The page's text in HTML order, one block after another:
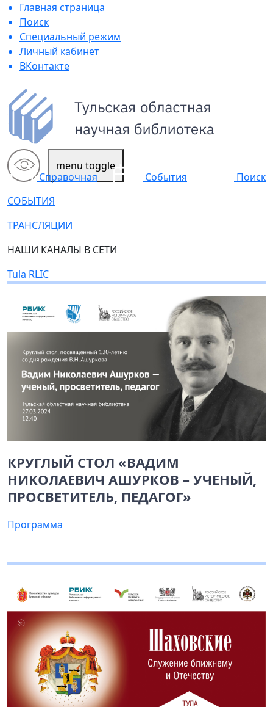
Главная страница
Поиск
Специальный режим
Личный кабинет
ВКонтакте
menu toggle
Справочная
События
Поиск
СОБЫТИЯ
ТРАНСЛЯЦИИ
НАШИ КАНАЛЫ В СЕТИ
Tula RLIC
КРУГЛЫЙ СТОЛ «ВАДИМ
НИКОЛАЕВИЧ АШУРКОВ – УЧЕНЫЙ,
ПРОСВЕТИТЕЛЬ, ПЕДАГОГ»
Программа